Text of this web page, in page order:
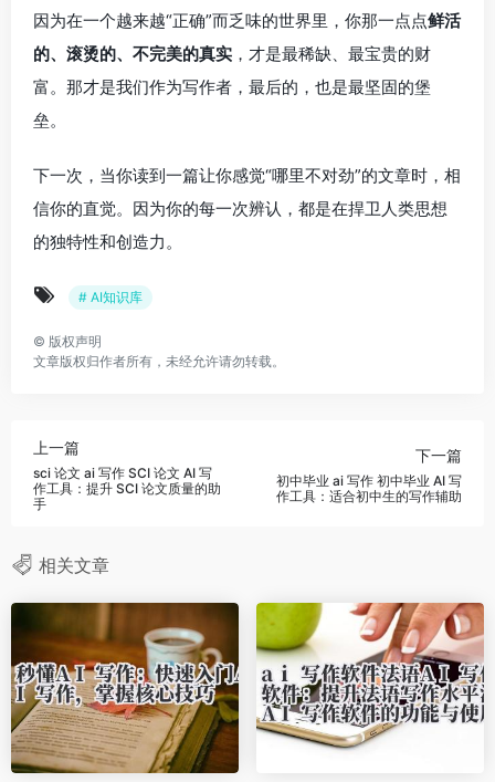
因为在一个越来越“正确”而乏味的世界里，你那一点点鲜活
的、滚烫的、不完美的真实 ，才是最稀缺、最宝贵的财
富。那才是我们作为写作者，最后的，也是最坚固的堡
垒。
下一次，当你读到一篇让你感觉“哪里不对劲”的文章时，相
信你的直觉。因为你的每一次辨认，都是在捍卫人类思想
的独特性和创造力。
# AI知识库
© 版权声明
文章版权归作者所有，未经允许请勿转载。
上一篇
sci 论文 ai 写作 SCI 论文 AI 写
作工具：提升 SCI 论文质量的助
手
下一篇
初中毕业 ai 写作 初中毕业 AI 写
作工具：适合初中生的写作辅助
相关文章